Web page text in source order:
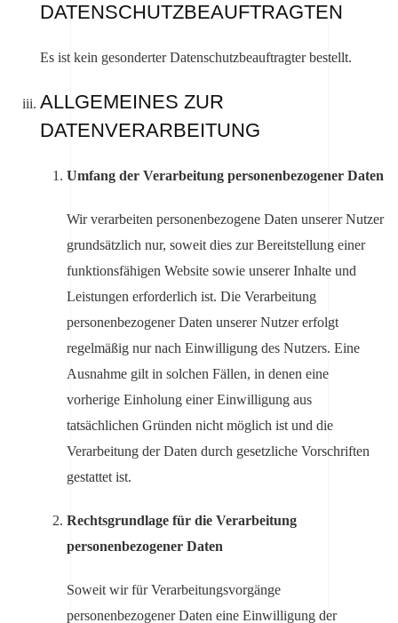
DATENSCHUTZBEAUFTRAGTEN
Es ist kein gesonderter Datenschutzbeauftragter bestellt.
ALLGEMEINES ZUR
DATENVERARBEITUNG
Umfang der Verarbeitung personenbezogener Daten
Wir verarbeiten personenbezogene Daten unserer Nutzer
grundsätzlich nur, soweit dies zur Bereitstellung einer
funktionsfähigen Website sowie unserer Inhalte und
Leistungen erforderlich ist. Die Verarbeitung
personenbezogener Daten unserer Nutzer erfolgt
regelmäßig nur nach Einwilligung des Nutzers. Eine
Ausnahme gilt in solchen Fällen, in denen eine
vorherige Einholung einer Einwilligung aus
tatsächlichen Gründen nicht möglich ist und die
Verarbeitung der Daten durch gesetzliche Vorschriften
gestattet ist.
Rechtsgrundlage für die Verarbeitung
personenbezogener Daten
Soweit wir für Verarbeitungsvorgänge
personenbezogener Daten eine Einwilligung der